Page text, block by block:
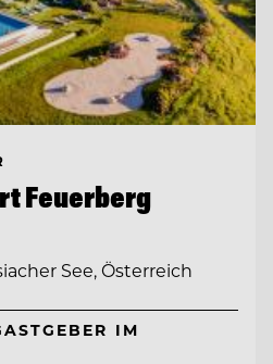
Feuerberg
See, Österreich
IM